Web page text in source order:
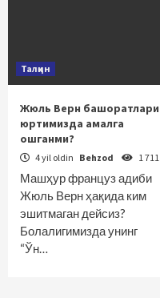
Талқин
Жюль Верн башоратлари
юртимизда амалга
ошганми?
4 yil oldin Behzod 1 711
Машҳур француз адиби
Жюль Верн ҳақида ким
эшитмаган дейсиз?
Болалигимизда унинг
“Ўн…